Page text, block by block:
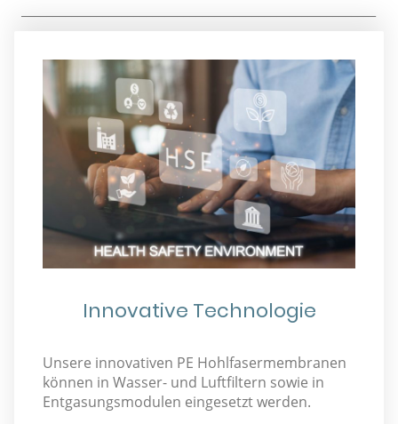
Mehr erfahren
Innovative Technologie
Unsere innovativen PE Hohlfasermembranen
können in Wasser- und Luftfiltern sowie in
Entgasungsmodulen eingesetzt werden.